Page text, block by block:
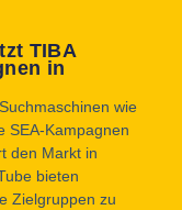
TIBA
in
wie
SEA-Kampagnen
den Markt in
bieten
Zielgruppen zu